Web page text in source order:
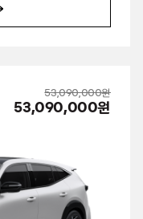
53,090,000원
53,090,000원